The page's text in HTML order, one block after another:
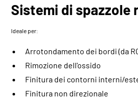
Sistemi di spazzole
Ideale per:
Arrotondamento dei bordi (da
Rimozione dell'ossido
Finitura dei contorni interni/
Finitura non direzionale